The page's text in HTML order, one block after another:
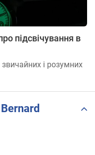
підсвічування в
і розумних